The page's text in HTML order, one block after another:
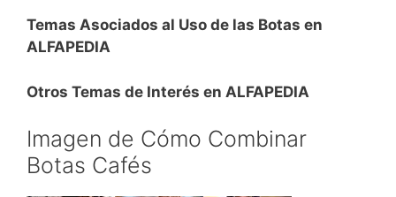
Temas Asociados al Uso de las Botas en
ALFAPEDIA
Otros Temas de Interés en ALFAPEDIA
Imagen de Cómo Combinar
Botas Cafés